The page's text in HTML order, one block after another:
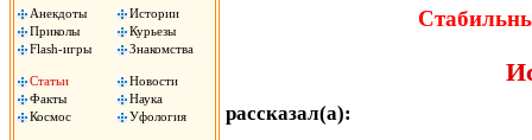
Анекдоты
Истории
Приколы
Курьезы
Flash-игры
Знакомства
Статьи
Новости
Факты
Наука
Космос
Уфология
Пули застряли у него в голове, он не может
рассказал(а):